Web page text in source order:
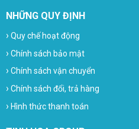
NHỮNG QUY ĐỊNH
› Quy chế hoạt động
› Chính sách bảo mật
› Chính sách vận chuyển
› Chính sách đổi, trả hàng
› Hình thức thanh toán